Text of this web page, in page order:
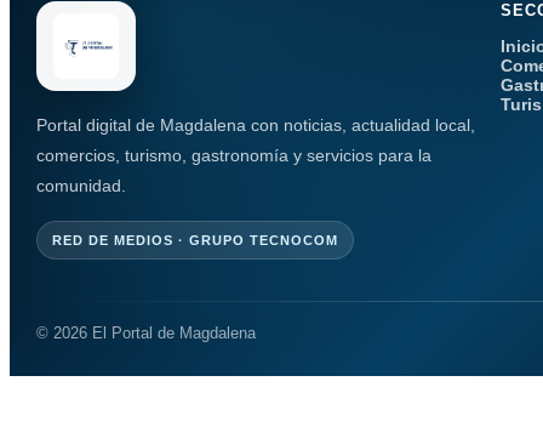
Portal digital de Magdalena con noticias, actualidad local,
comercios, turismo, gastronomía y servicios para la
comunidad.
RED DE MEDIOS · GRUPO TECNOCOM
© 2026 El Portal de Magdalena